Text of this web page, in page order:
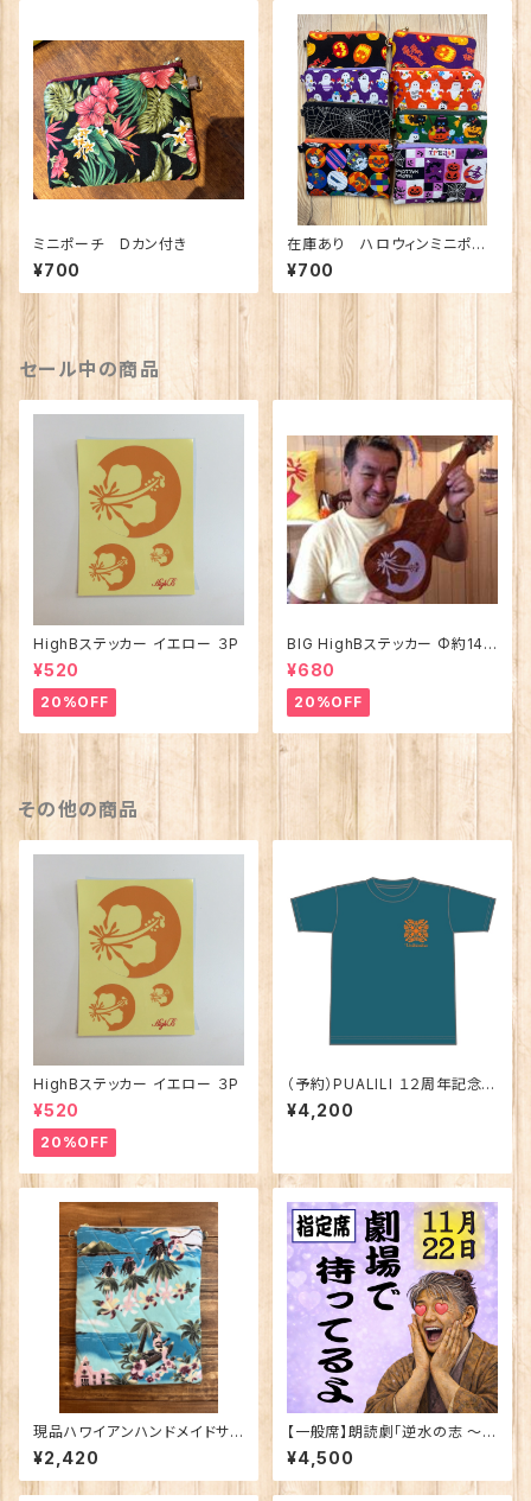
ミニポーチ Dカン付き
¥700
在庫あり ハロウィンミニポー
チ Dカン付き
¥700
セール中の商品
HighBステッカー イエロー ３P
¥520
20%OFF
BIG HighBステッカー Φ約14c
m
¥680
20%OFF
その他の商品
HighBステッカー イエロー ３P
¥520
20%OFF
（予約）PUALILI １２周年記念
Wパパ コラボ Tシャツ
¥4,200
現品ハワイアンハンドメイドサコ
ッシュ
¥2,420
【一般席】朗読劇「逆水の志 〜染
谷源右衛門物語〜」11月22日
(日)
¥4,500